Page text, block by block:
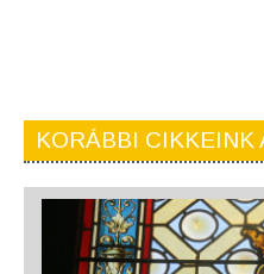
KORÁBBI CIKKEINK